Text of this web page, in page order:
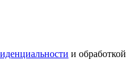
и обработкой